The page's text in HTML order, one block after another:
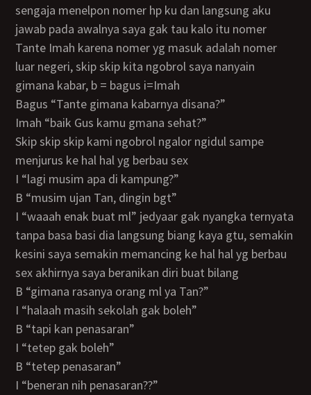
sengaja menelpon nomer hp ku dan langsung aku
jawab pada awalnya saya gak tau kalo itu nomer
Tante Imah karena nomer yg masuk adalah nomer
luar negeri, skip skip kita ngobrol saya nanyain
gimana kabar, b = bagus i=Imah
Bagus “Tante gimana kabarnya disana?”
Imah “baik Gus kamu gmana sehat?”
Skip skip skip kami ngobrol ngalor ngidul sampe
menjurus ke hal hal yg berbau sex
I “lagi musim apa di kampung?”
B “musim ujan Tan, dingin bgt”
I “waaah enak buat ml” jedyaar gak nyangka ternyata
tanpa basa basi dia langsung biang kaya gtu, semakin
kesini saya semakin memancing ke hal hal yg berbau
sex akhirnya saya beranikan diri buat bilang
B “gimana rasanya orang ml ya Tan?”
I “halaah masih sekolah gak boleh”
B “tapi kan penasaran”
I “tetep gak boleh”
B “tetep penasaran”
I “beneran nih penasaran??”